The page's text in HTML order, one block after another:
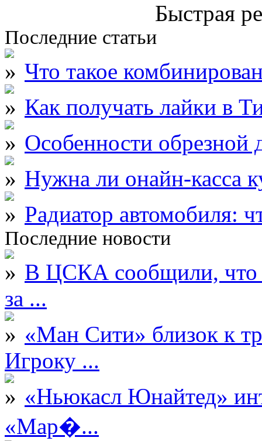
Быстрая
Последние статьи
Что такое
Как получать лайки в
Особенности обрезной
Нужна ли онайн-касса
Радиатор автомобиля:
Последние новости
В ЦСКА сообщили, что
за ...
«Ман Сити» близок к
Игроку ...
«Ньюкасл Юнайтед»
«Мар�...